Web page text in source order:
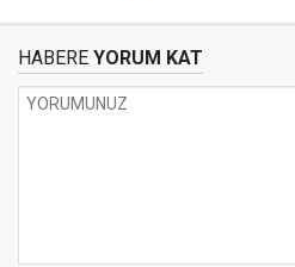
HABERE YORUM KAT